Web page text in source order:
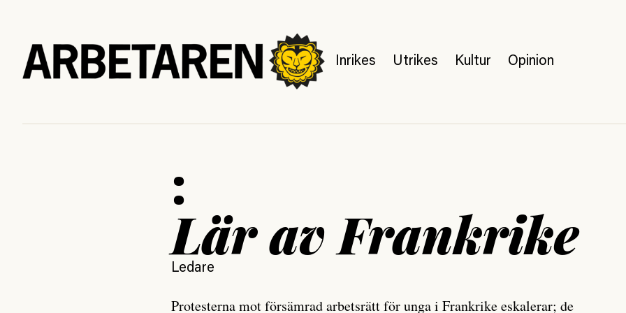
Inrikes Utrikes Kultur Opinion
:
Lär av Frankrike
Ledare
Protesterna mot försämrad arbetsrätt för unga i Frankrike eskalerar; de